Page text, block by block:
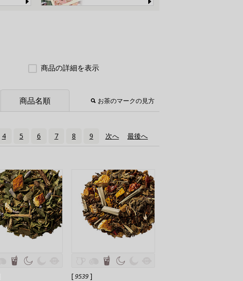
商品の詳細を表示
商品名順 お茶のマークの見方
4 5 6 7 8 9 次へ 最後へ
[9539]